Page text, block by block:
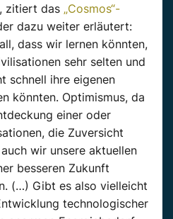
zitiert das „Cosmos“-
dazu weiter erläutert:
dass wir lernen könnten,
sehr selten und
schnell ihre eigenen
könnten. Optimismus, da
einer oder
die Zuversicht
wir unsere aktuellen
besseren Zukunft
(…) Gibt es also vielleicht
technologischer